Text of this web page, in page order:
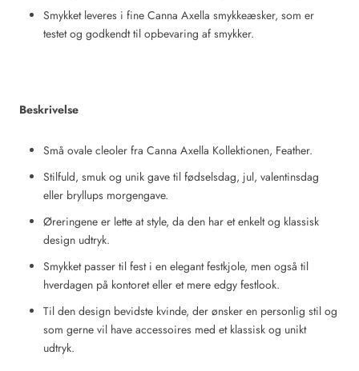
Smykket leveres i fine Canna Axella smykkeæsker, som er
testet og godkendt til opbevaring af smykker.
Beskrivelse
Små ovale cleoler fra Canna Axella Kollektionen, Feather.
Stilfuld, smuk og unik gave til fødselsdag, jul, valentinsdag
eller bryllups morgengave.
Øreringene er lette at style, da den har et enkelt og klassisk
design udtryk.
Smykket passer til fest i en elegant festkjole, men også til
hverdagen på kontoret eller et mere edgy festlook.
Til den design bevidste kvinde, der ønsker en personlig stil og
som gerne vil have accessoires med et klassisk og unikt
udtryk.